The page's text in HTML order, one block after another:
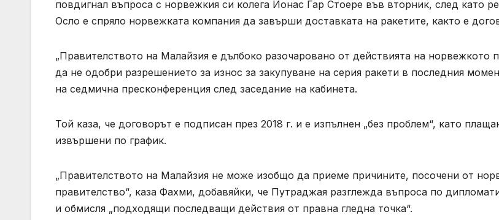
повдигнал въпроса с норвежкия си колега Йонас Гар Стоере във вторник, след като
Осло е спряло норвежката компания да завърши доставката на ракетите, както е
„Правителството на Малайзия е дълбоко разочаровано от действията на норвежкото
да не одобри разрешението за износ за закупуване на серия ракети в последния
на седмична пресконференция след заседание на кабинета.
Той каза, че договорът е подписан през 2018 г. и е изпълнен „без проблем“, като
извършени по график.
„Правителството на Малайзия не може изобщо да приеме причините, посочени от
правителство“, каза Фахми, добавяйки, че Путраджая разглежда въпроса по
и обмисля „подходящи последващи действия от правна гледна точка“.